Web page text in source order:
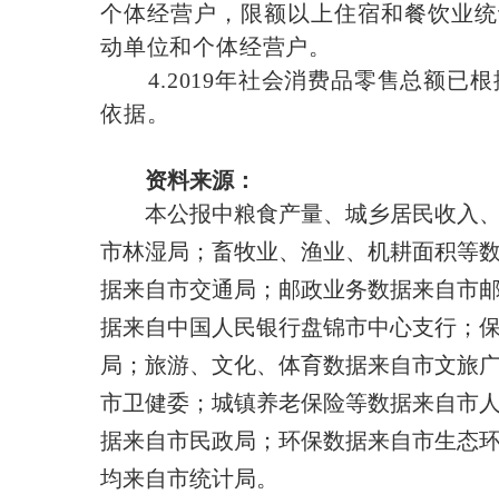
个体经营户，限额以上住宿和餐饮业
动单位和个体经营户。
4.2019年社会消费品零售总额已
依据。
资料来源：
本公报中粮食产量、城乡居民收入
市林湿局；畜牧业、渔业、机耕面积等
据来自市交通局；邮政业务数据来自市
据来自中国人民银行盘锦市中心支行；
局；旅游、文化、体育数据来自市文旅
市卫健委；城镇养老保险等数据来自市
据来自市民政局；环保数据来自市生态
均来自市统计局。